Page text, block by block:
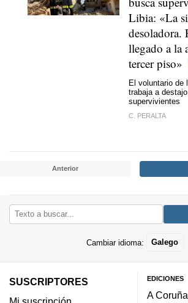
Libia: «La
desoladora.
llegado a la
tercer piso»
El voluntario de
trabaja a
supervivientes
C. PERALTA
Anterior
Cambiar idioma: Galego
SUSCRIPTORES
EDICIONES
A Coruña